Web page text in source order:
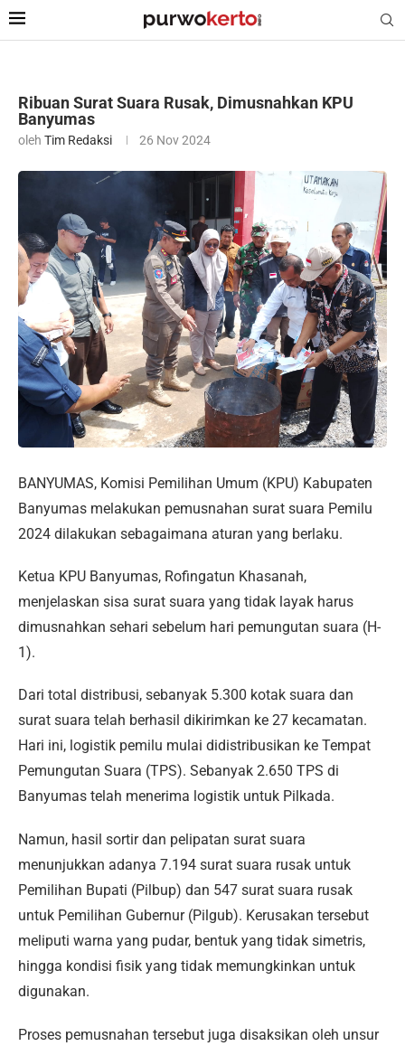
Ribuan Surat Suara Rusak, Dimusnahkan KPU
Banyumas
oleh Tim Redaksi 26 Nov 2024
BANYUMAS, Komisi Pemilihan Umum (KPU) Kabupaten
Banyumas melakukan pemusnahan surat suara Pemilu
2024 dilakukan sebagaimana aturan yang berlaku.
Ketua KPU Banyumas, Rofingatun Khasanah,
menjelaskan sisa surat suara yang tidak layak harus
dimusnahkan sehari sebelum hari pemungutan suara (H-
1).
Dari total distribusi, sebanyak 5.300 kotak suara dan
surat suara telah berhasil dikirimkan ke 27 kecamatan.
Hari ini, logistik pemilu mulai didistribusikan ke Tempat
Pemungutan Suara (TPS). Sebanyak 2.650 TPS di
Banyumas telah menerima logistik untuk Pilkada.
Namun, hasil sortir dan pelipatan surat suara
menunjukkan adanya 7.194 surat suara rusak untuk
Pemilihan Bupati (Pilbup) dan 547 surat suara rusak
untuk Pemilihan Gubernur (Pilgub). Kerusakan tersebut
meliputi warna yang pudar, bentuk yang tidak simetris,
hingga kondisi fisik yang tidak memungkinkan untuk
digunakan.
Proses pemusnahan tersebut juga disaksikan oleh unsur